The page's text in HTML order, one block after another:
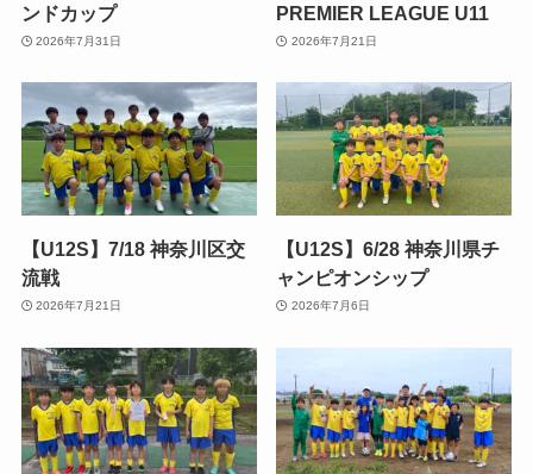
ンドカップ
2026年7月31日
PREMIER LEAGUE U11
2026年7月21日
【U12S】7/18 神奈川区交
流戦
2026年7月21日
【U12S】6/28 神奈川県チ
ャンピオンシップ
2026年7月6日